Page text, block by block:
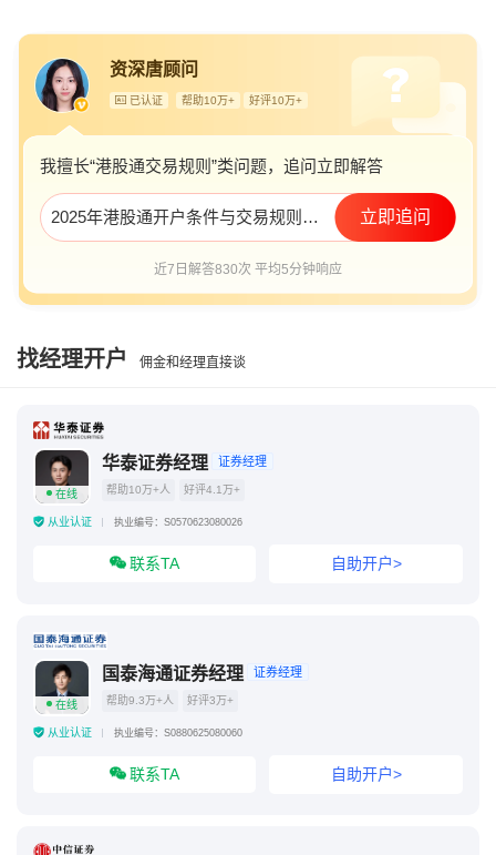
散户港股通开户条件 港股通交易情况
今日港股资深唐顾问
已认证 帮助10万+ 好评10万+
我擅长“港股通交易规则”类问题，追问立即解答
2025年港股通开户条件与交易规则全攻略有吗？ 立即追问
近7日解答830次 平均5分钟响应
找经理开户 佣金和经理直接谈
在线
华泰证券经理 证券经理
帮助10万+人 好评4.1万+
从业认证 执业编号：S0570623080026
联系TA 自助开户>
在线
国泰海通证券经理 证券经理
帮助9.3万+人 好评3万+
从业认证 执业编号：S0880625080060
联系TA 自助开户>